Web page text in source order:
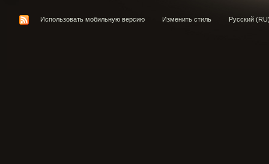
Использовать мобильную версию Изменить стиль Русский